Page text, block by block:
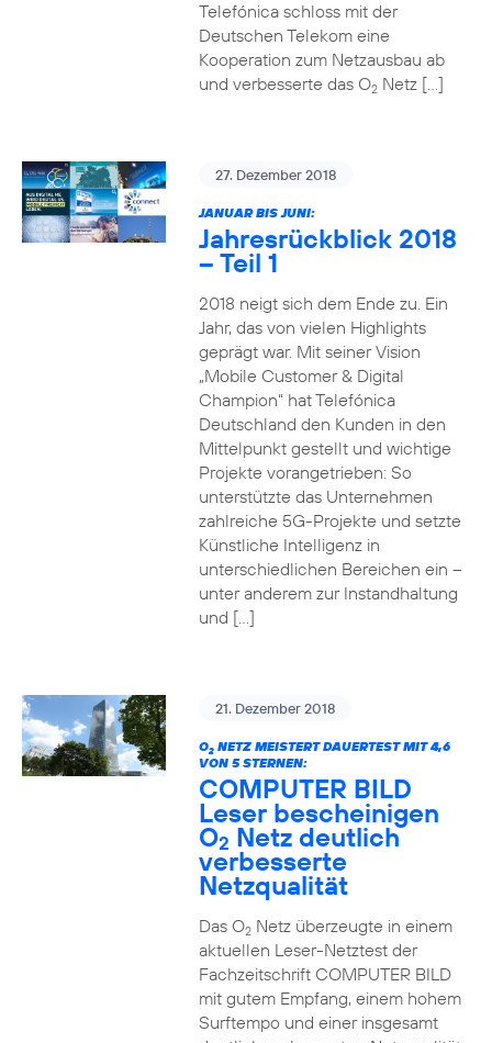
Telefónica schloss mit der
Deutschen Telekom eine
Kooperation zum Netzausbau ab
und verbesserte das O2Netz […]
27. Dezember 2018
JANUAR BIS JUNI:
Jahresrückblick 2018
– Teil 1
2018 neigt sich dem Ende zu. Ein
Jahr, das von vielen Highlights
geprägt war. Mit seiner Vision
„Mobile Customer & Digital
Champion“ hat Telefónica
Deutschland den Kunden in den
Mittelpunkt gestellt und wichtige
Projekte vorangetrieben: So
unterstützte das Unternehmen
zahlreiche 5G-Projekte und setzte
Künstliche Intelligenz in
unterschiedlichen Bereichen ein –
unter anderem zur Instandhaltung
und […]
21. Dezember 2018
O2NETZ MEISTERT DAUERTEST MIT 4,6
VON 5 STERNEN:
COMPUTER BILD
Leser bescheinigen
O2 Netz deutlich
verbesserte
Netzqualität
Das O2Netz überzeugte in einem
aktuellen Leser-Netztest der
Fachzeitschrift COMPUTER BILD
mit gutem Empfang, einem hohem
Surftempo und einer insgesamt